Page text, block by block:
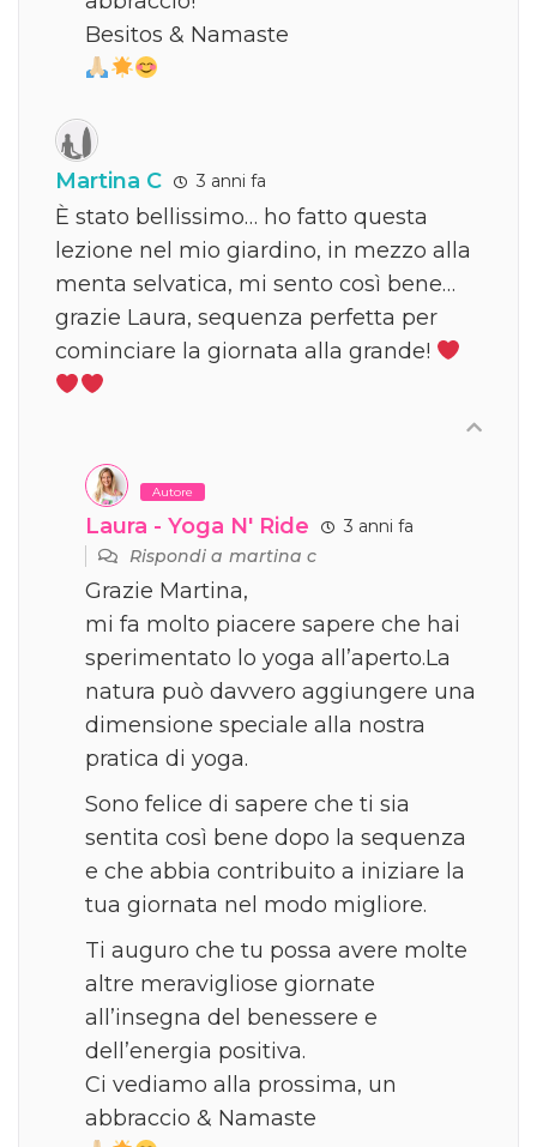
Besitos & Namaste
Martina C 3 anni fa
È stato bellissimo… ho fatto questa
lezione nel mio giardino, in mezzo alla
menta selvatica, mi sento così bene…
grazie Laura, sequenza perfetta per
cominciare la giornata alla grande!
Autore
Laura - Yoga N' Ride
3 anni fa
Rispondi amartina c
Grazie Martina,
mi fa molto piacere sapere che hai
sperimentato lo yoga all’aperto.La
natura può davvero aggiungere una
dimensione speciale alla nostra
pratica di yoga.
Sono felice di sapere che ti sia
sentita così bene dopo la sequenza
e che abbia contribuito a iniziare la
tua giornata nel modo migliore.
Ti auguro che tu possa avere molte
altre meravigliose giornate
all’insegna del benessere e
dell’energia positiva.
Ci vediamo alla prossima, un
abbraccio & Namaste